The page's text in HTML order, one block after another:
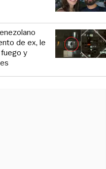
de ex, le
y